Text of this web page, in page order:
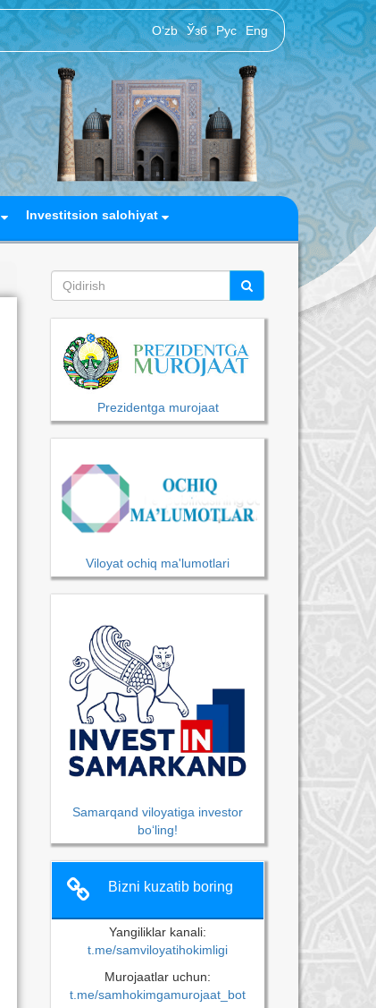
O‘zb Ўзб Рус Eng
Investitsion salohiyat
Prezidentga murojaat
Viloyat ochiq ma'lumotlari
Samarqand viloyatiga investor
bo‘ling!
Bizni kuzatib boring
Yangiliklar kanali:
t.me/samviloyatihokimligi
Murojaatlar uchun:
t.me/samhokimgamurojaat_bot